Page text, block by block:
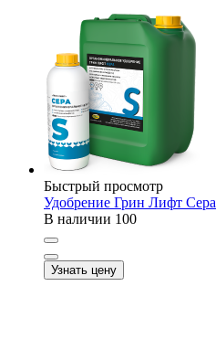
Быстрый просмотр
Удобрение Грин Лифт Сера
В наличии 100
Узнать цену